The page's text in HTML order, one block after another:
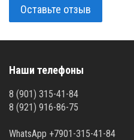
Оставьте отзыв
Наши телефоны
8 (901) 315-41-84
8 (921) 916-86-75
WhatsApp +7901-315-41-84